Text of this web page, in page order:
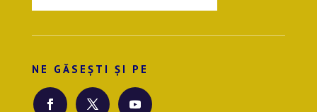
NE GĂSEȘTI ȘI PE